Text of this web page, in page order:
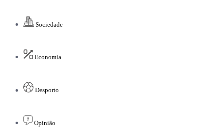
Sociedade
Economia
Desporto
Opinião